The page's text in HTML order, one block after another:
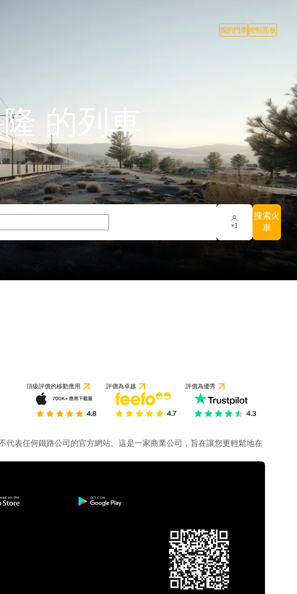
我的門票控制面板
的列車
×1
搜索火
車
頂級評價的移動應用 評價為卓越 評價為優秀
表任何鐵路公司的官方網站。這是一家商業公司，旨在讓您更輕鬆地在
基於 1 條評論